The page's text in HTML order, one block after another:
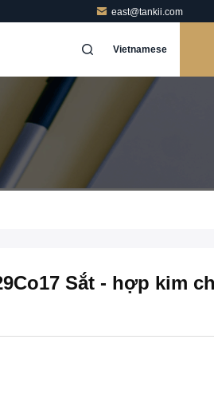
east@tankii.com
Vietnamese
Sắt - hợp kim